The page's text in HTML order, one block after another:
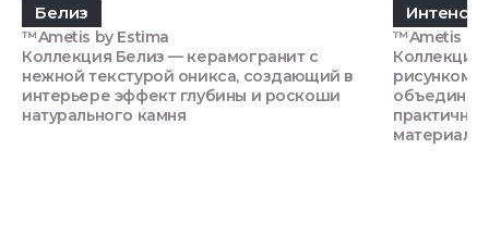
Белиз
™Ametis by Estima
Коллекция Белиз — керамогранит с
нежной текстурой оникса, создающий в
интерьере эффект глубины и роскоши
натурального камня
Интенс
™Ametis by
Коллекция
рисунком
материала